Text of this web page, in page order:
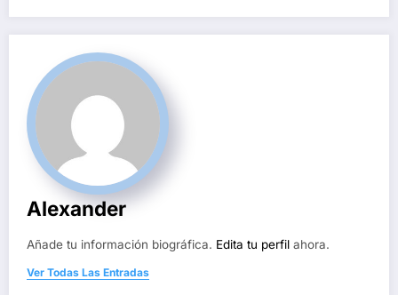
Alexander
Añade tu información biográfica. Edita tu perfil ahora.
Ver Todas Las Entradas